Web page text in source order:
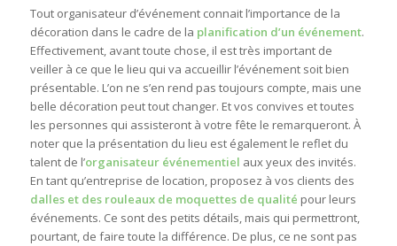
Tout organisateur d’événement connait l’importance de la
décoration dans le cadre de la planification d’un événement.
Effectivement, avant toute chose, il est très important de
veiller à ce que le lieu qui va accueillir l’événement soit bien
présentable. L’on ne s’en rend pas toujours compte, mais une
belle décoration peut tout changer. Et vos convives et toutes
les personnes qui assisteront à votre fête le remarqueront. À
noter que la présentation du lieu est également le reflet du
talent de l’organisateur événementiel aux yeux des invités.
En tant qu’entreprise de location, proposez à vos clients des
dalles et des rouleaux de moquettes de qualité pour leurs
événements. Ce sont des petits détails, mais qui permettront,
pourtant, de faire toute la différence. De plus, ce ne sont pas